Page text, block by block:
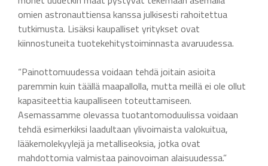
omien astronauttiensa kanssa julkisesti rahoitettua
tutkimusta. Lisäksi kaupalliset yritykset ovat
kiinnostuneita tuotekehitystoiminnasta avaruudessa.
“Painottomuudessa voidaan tehdä joitain asioita
paremmin kuin täällä maapallolla, mutta meillä ei ole ollut
kapasiteettia kaupalliseen toteuttamiseen.
Asemassamme olevassa tuotantomoduulissa voidaan
tehdä esimerkiksi laadultaan ylivoimaista valokuitua,
lääkemolekyylejä ja metalliseoksia, jotka ovat
mahdottomia valmistaa painovoiman alaisuudessa.”